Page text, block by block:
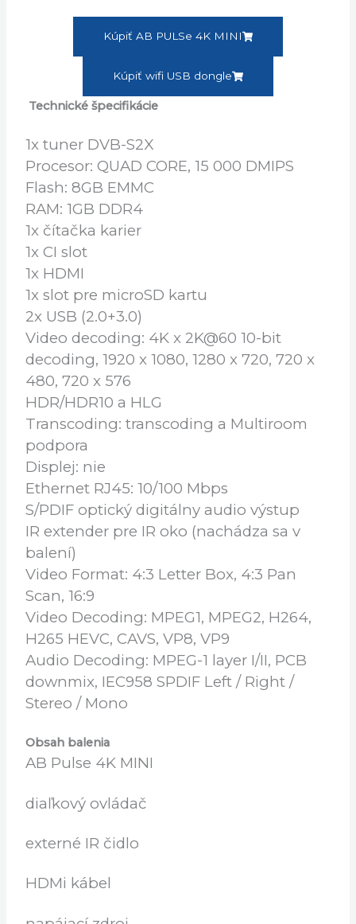
3GP,4k Jelly fish 140Mbps 10bit, AVI, VOB,
MKV, FLV, H264, H265, Xvid, MOV, MP4,
TS, FLAC, DTS, AAC, AC3, WAW, MP3,
… Neprehrá DIVX.
Kúpiť wifi USB dongle
Technické špecifikácie
1x tuner DVB-S2X
Procesor: QUAD CORE, 15 000 DMIPS
Flash: 8GB EMMC
RAM: 1GB DDR4
1x čítačka karier
1x CI slot
1x HDMI
1x slot pre microSD kartu
2x USB (2.0+3.0)
Video decoding: 4K x 2K@60 10-bit
decoding, 1920 x 1080, 1280 x 720, 720 x
480, 720 x 576
HDR/HDR10 a HLG
Transcoding: transcoding a Multiroom
podpora
Displej: nie
Ethernet RJ45: 10/100 Mbps
S/PDIF optický digitálny audio výstup
IR extender pre IR oko (nachádza sa v
balení)
Video Format: 4:3 Letter Box, 4:3 Pan
Scan, 16:9
Video Decoding: MPEG1, MPEG2, H264,
Audio Decoding: MPEG-1 layer I/II, PCB
downmix, IEC958 SPDIF Left / Right /
Stereo / Mono
Obsah balenia
AB Pulse 4K MINI